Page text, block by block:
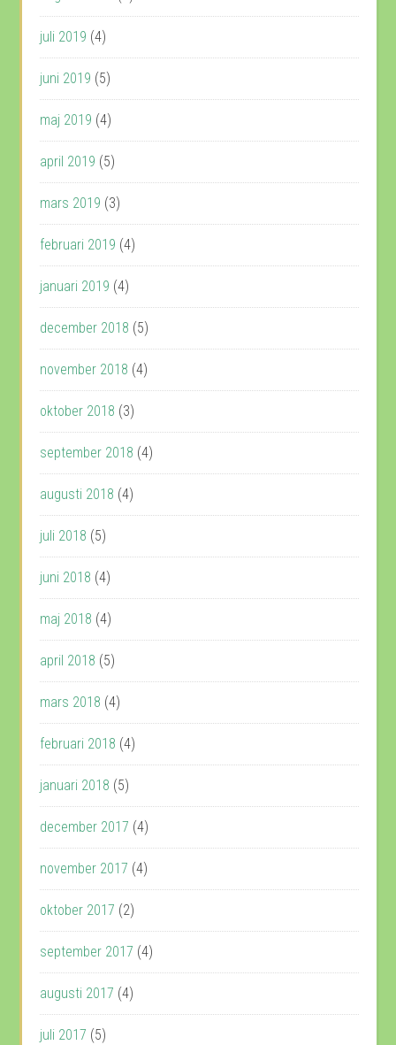
juli 2019 (4)
juni 2019 (5)
maj 2019 (4)
april 2019 (5)
mars 2019 (3)
februari 2019 (4)
januari 2019 (4)
december 2018 (5)
november 2018 (4)
oktober 2018 (3)
september 2018 (4)
augusti 2018 (4)
juli 2018 (5)
juni 2018 (4)
maj 2018 (4)
april 2018 (5)
mars 2018 (4)
februari 2018 (4)
januari 2018 (5)
december 2017 (4)
november 2017 (4)
oktober 2017 (2)
september 2017 (4)
augusti 2017 (4)
juli 2017 (5)